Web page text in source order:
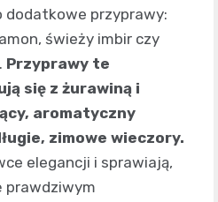
dodatkowe przyprawy:
świeży imbir czy
Przyprawy te
się z żurawiną i
aromatyczny
zimowe wieczory.
elegancji i sprawiają,
prawdziwym